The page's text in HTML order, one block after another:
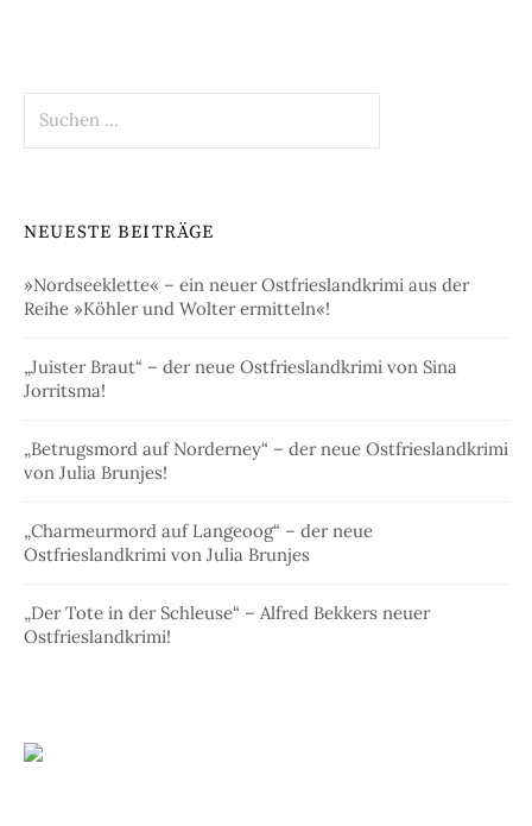
nach:
NEUESTE BEITRÄGE
»Nordseeklette« – ein neuer Ostfrieslandkrimi aus der
Reihe »Köhler und Wolter ermitteln«!
„Juister Braut“ – der neue Ostfrieslandkrimi von Sina
Jorritsma!
„Betrugsmord auf Norderney“ – der neue Ostfrieslandkrimi
von Julia Brunjes!
„Charmeurmord auf Langeoog“ – der neue
Ostfrieslandkrimi von Julia Brunjes
„Der Tote in der Schleuse“ – Alfred Bekkers neuer
Ostfrieslandkrimi!